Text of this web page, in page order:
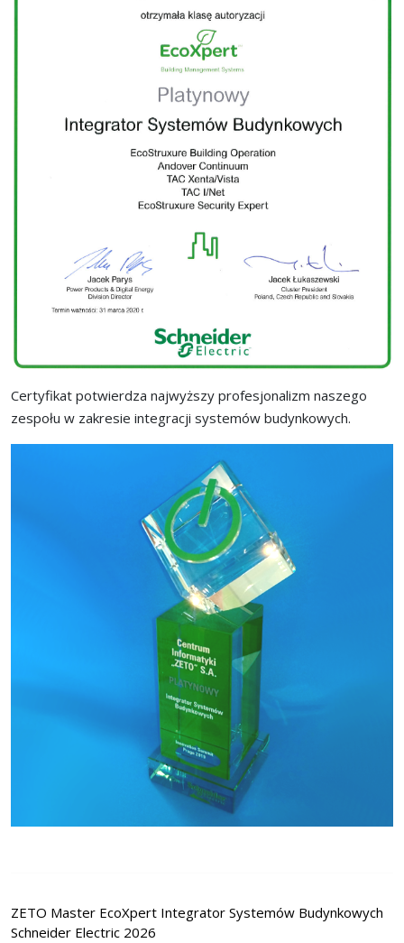
Certyfikat potwierdza najwyższy profesjonalizm naszego
zespołu w zakresie integracji systemów budynkowych.
ZETO Master EcoXpert Integrator Systemów Budynkowych
Schneider Electric 2026